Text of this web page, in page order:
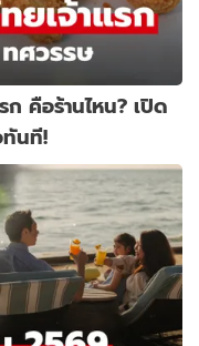
คือร้านไหน? เปิด
นที!